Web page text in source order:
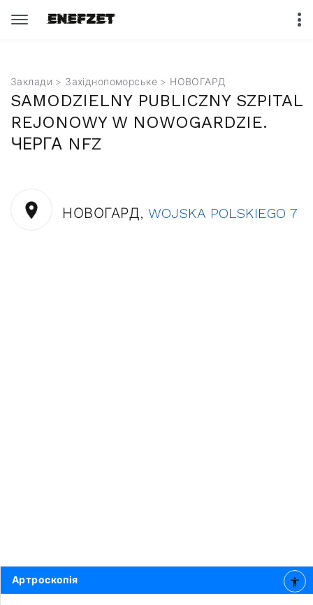
Заклади > Західнопоморське> НОВОГАРД
SAMODZIELNY PUBLICZNY SZPITAL
REJONOWY W NOWOGARDZIE.
ЧЕРГА NFZ
НОВОГАРД, WOJSKA POLSKIEGO 7
Артроскопія